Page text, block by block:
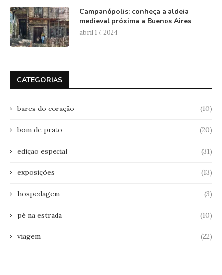
Campanópolis: conheça a aldeia
medieval próxima a Buenos Aires
abril 17, 2024
CATEGORIAS
bares do coração (10)
bom de prato (20)
edição especial (31)
exposições (13)
hospedagem (3)
pé na estrada (10)
viagem (22)